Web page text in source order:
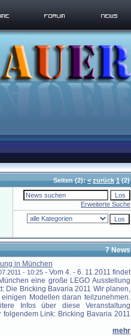
Seiten(2):< zurück 1 (2)
Erweiterte Suche
7 News
in München
- 10:25 - Vom 4. - 6. 11.2011 findet
eine große LEGO Ausstellung
Die Bricking Bavaria 2011 Wir planen,
einigen Modellen daran teilzunehmen.
Infos über diese Veranstaltung
folgendem Link: Bricking Bavaria 2011
mehr